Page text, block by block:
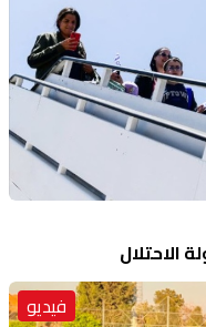
الاحتلال
فيديو